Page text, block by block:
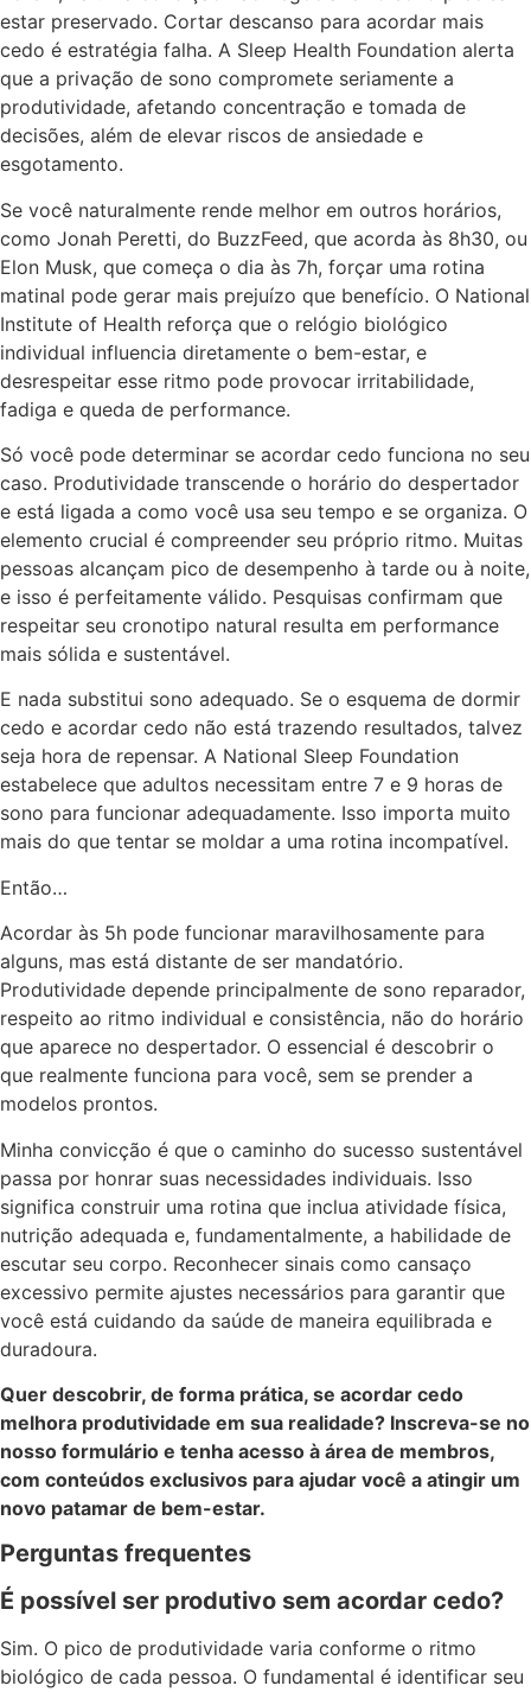
estar preservado. Cortar descanso para acordar mais
cedo é estratégia falha. A Sleep Health Foundation alerta
que a privação de sono compromete seriamente a
produtividade, afetando concentração e tomada de
decisões, além de elevar riscos de ansiedade e
esgotamento.
Se você naturalmente rende melhor em outros horários,
como Jonah Peretti, do BuzzFeed, que acorda às 8h30, ou
Elon Musk, que começa o dia às 7h, forçar uma rotina
matinal pode gerar mais prejuízo que benefício. O National
Institute of Health reforça que o relógio biológico
individual influencia diretamente o bem-estar, e
desrespeitar esse ritmo pode provocar irritabilidade,
fadiga e queda de performance.
Só você pode determinar se acordar cedo funciona no seu
caso. Produtividade transcende o horário do despertador
e está ligada a como você usa seu tempo e se organiza. O
elemento crucial é compreender seu próprio ritmo. Muitas
pessoas alcançam pico de desempenho à tarde ou à noite,
e isso é perfeitamente válido. Pesquisas confirmam que
respeitar seu cronotipo natural resulta em performance
mais sólida e sustentável.
E nada substitui sono adequado. Se o esquema de dormir
cedo e acordar cedo não está trazendo resultados, talvez
seja hora de repensar. A National Sleep Foundation
estabelece que adultos necessitam entre 7 e 9 horas de
sono para funcionar adequadamente. Isso importa muito
mais do que tentar se moldar a uma rotina incompatível.
Então…
Acordar às 5h pode funcionar maravilhosamente para
alguns, mas está distante de ser mandatório.
Produtividade depende principalmente de sono reparador,
respeito ao ritmo individual e consistência, não do horário
que aparece no despertador. O essencial é descobrir o
que realmente funciona para você, sem se prender a
modelos prontos.
Minha convicção é que o caminho do sucesso sustentável
passa por honrar suas necessidades individuais. Isso
significa construir uma rotina que inclua atividade física,
nutrição adequada e, fundamentalmente, a habilidade de
escutar seu corpo. Reconhecer sinais como cansaço
excessivo permite ajustes necessários para garantir que
você está cuidando da saúde de maneira equilibrada e
duradoura.
Quer descobrir, de forma prática, se acordar cedo
melhora produtividade em sua realidade? Inscreva-se no
nosso formulário e tenha acesso à área de membros,
com conteúdos exclusivos para ajudar você a atingir um
novo patamar de bem-estar.
Perguntas frequentes
É possível ser produtivo sem acordar cedo?
Sim. O pico de produtividade varia conforme o ritmo
biológico de cada pessoa. O fundamental é identificar seu